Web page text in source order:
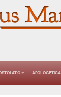
APOLOGETICA